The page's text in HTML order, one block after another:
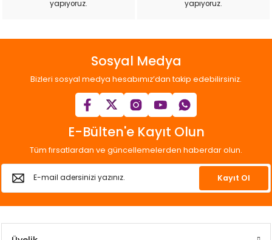
yapıyoruz.
yapıyoruz.
Sosyal Medya
Bizleri sosyal medya hesabımız’dan takip edebilirsiniz.
E-Bülten'e Kayıt Olun
Tüm fırsatlardan ve güncellemelerden haberdar olun.
Kayıt Ol